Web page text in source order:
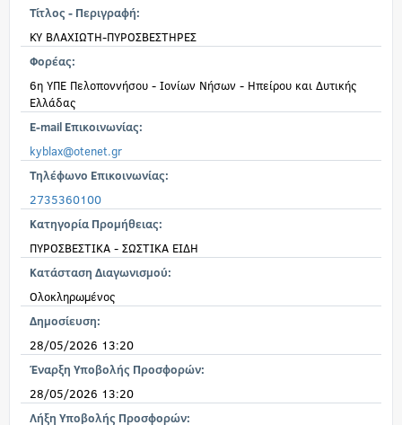
Τίτλος - Περιγραφή:
ΚΥ ΒΛΑΧΙΩΤΗ-ΠΥΡΟΣΒΕΣΤΗΡΕΣ
Φορέας:
6η ΥΠΕ Πελοποννήσου - Ιονίων Νήσων - Ηπείρου και Δυτικής
Ελλάδας
E-mail Επικοινωνίας:
kyblax@otenet.gr
Τηλέφωνο Επικοινωνίας:
2735360100
Κατηγορία Προμήθειας:
ΠΥΡΟΣΒΕΣΤΙΚΑ - ΣΩΣΤΙΚΑ ΕΙΔΗ
Κατάσταση Διαγωνισμού:
Ολοκληρωμένος
Δημοσίευση:
28/05/2026 13:20
Έναρξη Υποβολής Προσφορών:
28/05/2026 13:20
Λήξη Υποβολής Προσφορών: